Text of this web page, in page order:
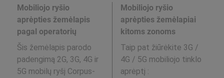
Mobiliojo ryšio
aprėpties žemėlapis
pagal operatorių
Šis žemėlapis parodo
padengimą 2G, 3G, 4G ir
5G mobilų ryšį Corpus-
Mobiliojo ryšio
aprėpties žemėlapiai
kitoms zonoms
Taip pat žiūrėkite 3G /
4G / 5G mobiliojo tinklo
aprėptį :